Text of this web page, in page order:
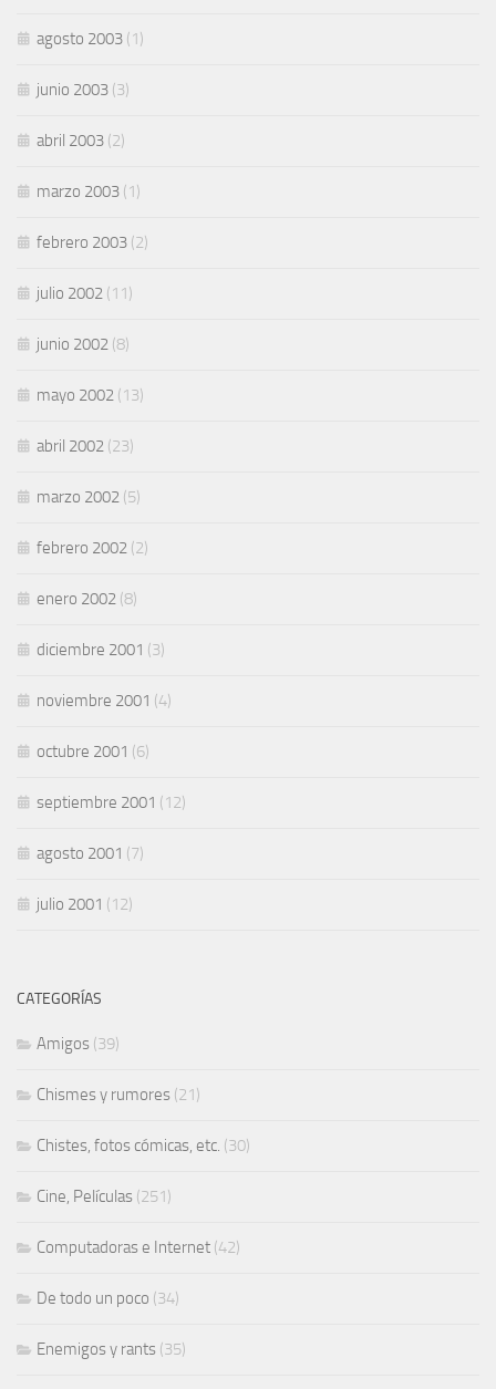
agosto 2003 (1)
junio 2003 (3)
abril 2003 (2)
marzo 2003 (1)
febrero 2003 (2)
julio 2002 (11)
junio 2002 (8)
mayo 2002 (13)
abril 2002 (23)
marzo 2002 (5)
febrero 2002 (2)
enero 2002 (8)
diciembre 2001 (3)
noviembre 2001 (4)
octubre 2001 (6)
septiembre 2001 (12)
agosto 2001 (7)
julio 2001 (12)
CATEGORÍAS
Amigos (39)
Chismes y rumores (21)
Chistes, fotos cómicas, etc. (30)
Cine, Películas (251)
Computadoras e Internet (42)
De todo un poco (34)
Enemigos y rants (35)